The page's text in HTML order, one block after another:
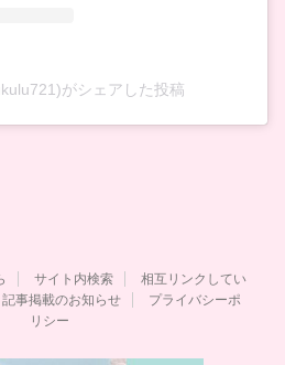
がシェアした投稿
サイト内検索
相互リンクしてい
記事掲載のお知らせ
プライバシーポ
リシー